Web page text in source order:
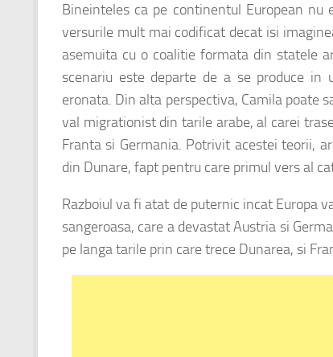
Bineinteles ca pe continentul European nu
versurile mult mai codificat decat isi
asemuita cu o coalitie formata din statele
scenariu este departe de a se produce
eronata. Din alta perspectiva, Camila poate
val migrationist din tarile arabe, al carei
Franta si Germania. Potrivit acestei teorii,
din Dunare, fapt pentru care primul vers al
Razboiul va fi atat de puternic incat Europa
sangeroasa, care a devastat Austria si
pe langa tarile prin care trece Dunarea, si